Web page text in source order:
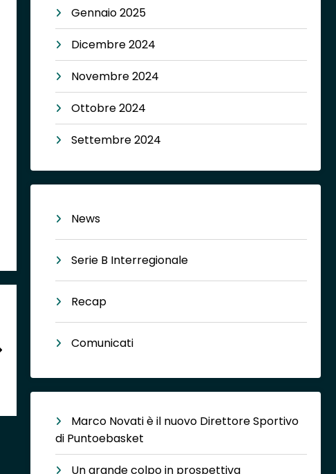
Gennaio 2025
Dicembre 2024
Novembre 2024
Ottobre 2024
Settembre 2024
News
Serie B Interregionale
Recap
Comunicati
Marco Novati è il nuovo Direttore Sportivo
di Puntoebasket
Un grande colpo in prospettiva